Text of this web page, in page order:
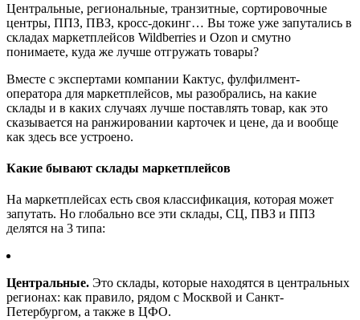
Центральные, региональные, транзитные, сортировочные
центры, ППЗ, ПВЗ, кросс-докинг… Вы тоже уже запутались в
складах маркетплейсов Wildberries и Ozon и смутно
понимаете, куда же лучше отгружать товары?
Вместе с экспертами компании Кактус, фулфилмент-
оператора для маркетплейсов, мы разобрались, на какие
склады и в каких случаях лучше поставлять товар, как это
сказывается на ранжировании карточек и цене, да и вообще
как здесь все устроено.
Какие бывают склады маркетплейсов
На маркетплейсах есть своя классификация, которая может
запутать. Но глобально все эти склады, СЦ, ПВЗ и ППЗ
делятся на 3 типа:
Центральные. Это склады, которые находятся в центральных
регионах: как правило, рядом с Москвой и Санкт-
Петербургом, а также в ЦФО.